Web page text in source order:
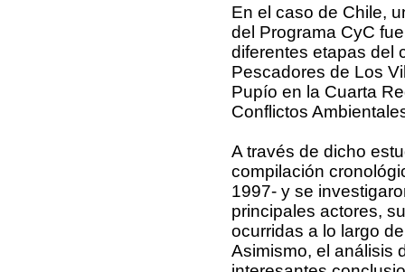
En el caso de Chile,
del Programa CyC
diferentes etapas del
Pescadores de Los
Pupío en la Cuarta
Conflictos
A través de dicho
compilación
1997- y se
principales actores,
ocurridas a lo largo
Asimismo, el análisis